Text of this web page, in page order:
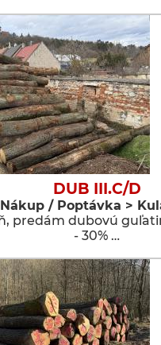
DUB III.C/D
Nákup / Poptávka >
predám dubovú
- 30% …